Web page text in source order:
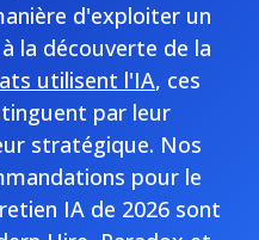
d'exploiter un
à la découverte de la
utilisent l'IA, ces
par leur
stratégique. Nos
pour le
IA de 2026 sont